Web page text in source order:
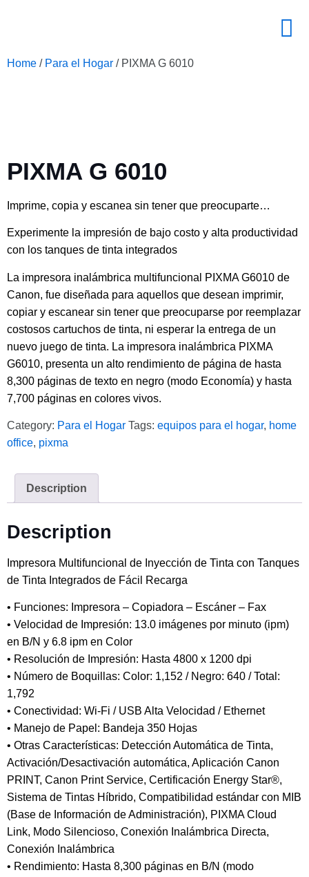
Home / Para el Hogar / PIXMA G 6010
PIXMA G 6010
Imprime, copia y escanea sin tener que preocuparte…
Experimente la impresión de bajo costo y alta productividad
con los tanques de tinta integrados
La impresora inalámbrica multifuncional PIXMA G6010 de
Canon, fue diseñada para aquellos que desean imprimir,
copiar y escanear sin tener que preocuparse por reemplazar
costosos cartuchos de tinta, ni esperar la entrega de un
nuevo juego de tinta. La impresora inalámbrica PIXMA
G6010, presenta un alto rendimiento de página de hasta
8,300 páginas de texto en negro (modo Economía) y hasta
7,700 páginas en colores vivos.
Category: Para el Hogar Tags: equipos para el hogar, home
office, pixma
Description
Description
Impresora Multifuncional de Inyección de Tinta con Tanques
de Tinta Integrados de Fácil Recarga
• Funciones: Impresora – Copiadora – Escáner – Fax
• Velocidad de Impresión: 13.0 imágenes por minuto (ipm)
en B/N y 6.8 ipm en Color
• Resolución de Impresión: Hasta 4800 x 1200 dpi
• Número de Boquillas: Color: 1,152 / Negro: 640 / Total:
1,792
• Conectividad: Wi-Fi / USB Alta Velocidad / Ethernet
• Manejo de Papel: Bandeja 350 Hojas
• Otras Características: Detección Automática de Tinta,
Activación/Desactivación automática, Aplicación Canon
PRINT, Canon Print Service, Certificación Energy Star®,
Sistema de Tintas Híbrido, Compatibilidad estándar con MIB
(Base de Información de Administración), PIXMA Cloud
Link, Modo Silencioso, Conexión Inalámbrica Directa,
Conexión Inalámbrica
• Rendimiento: Hasta 8,300 páginas en B/N (modo